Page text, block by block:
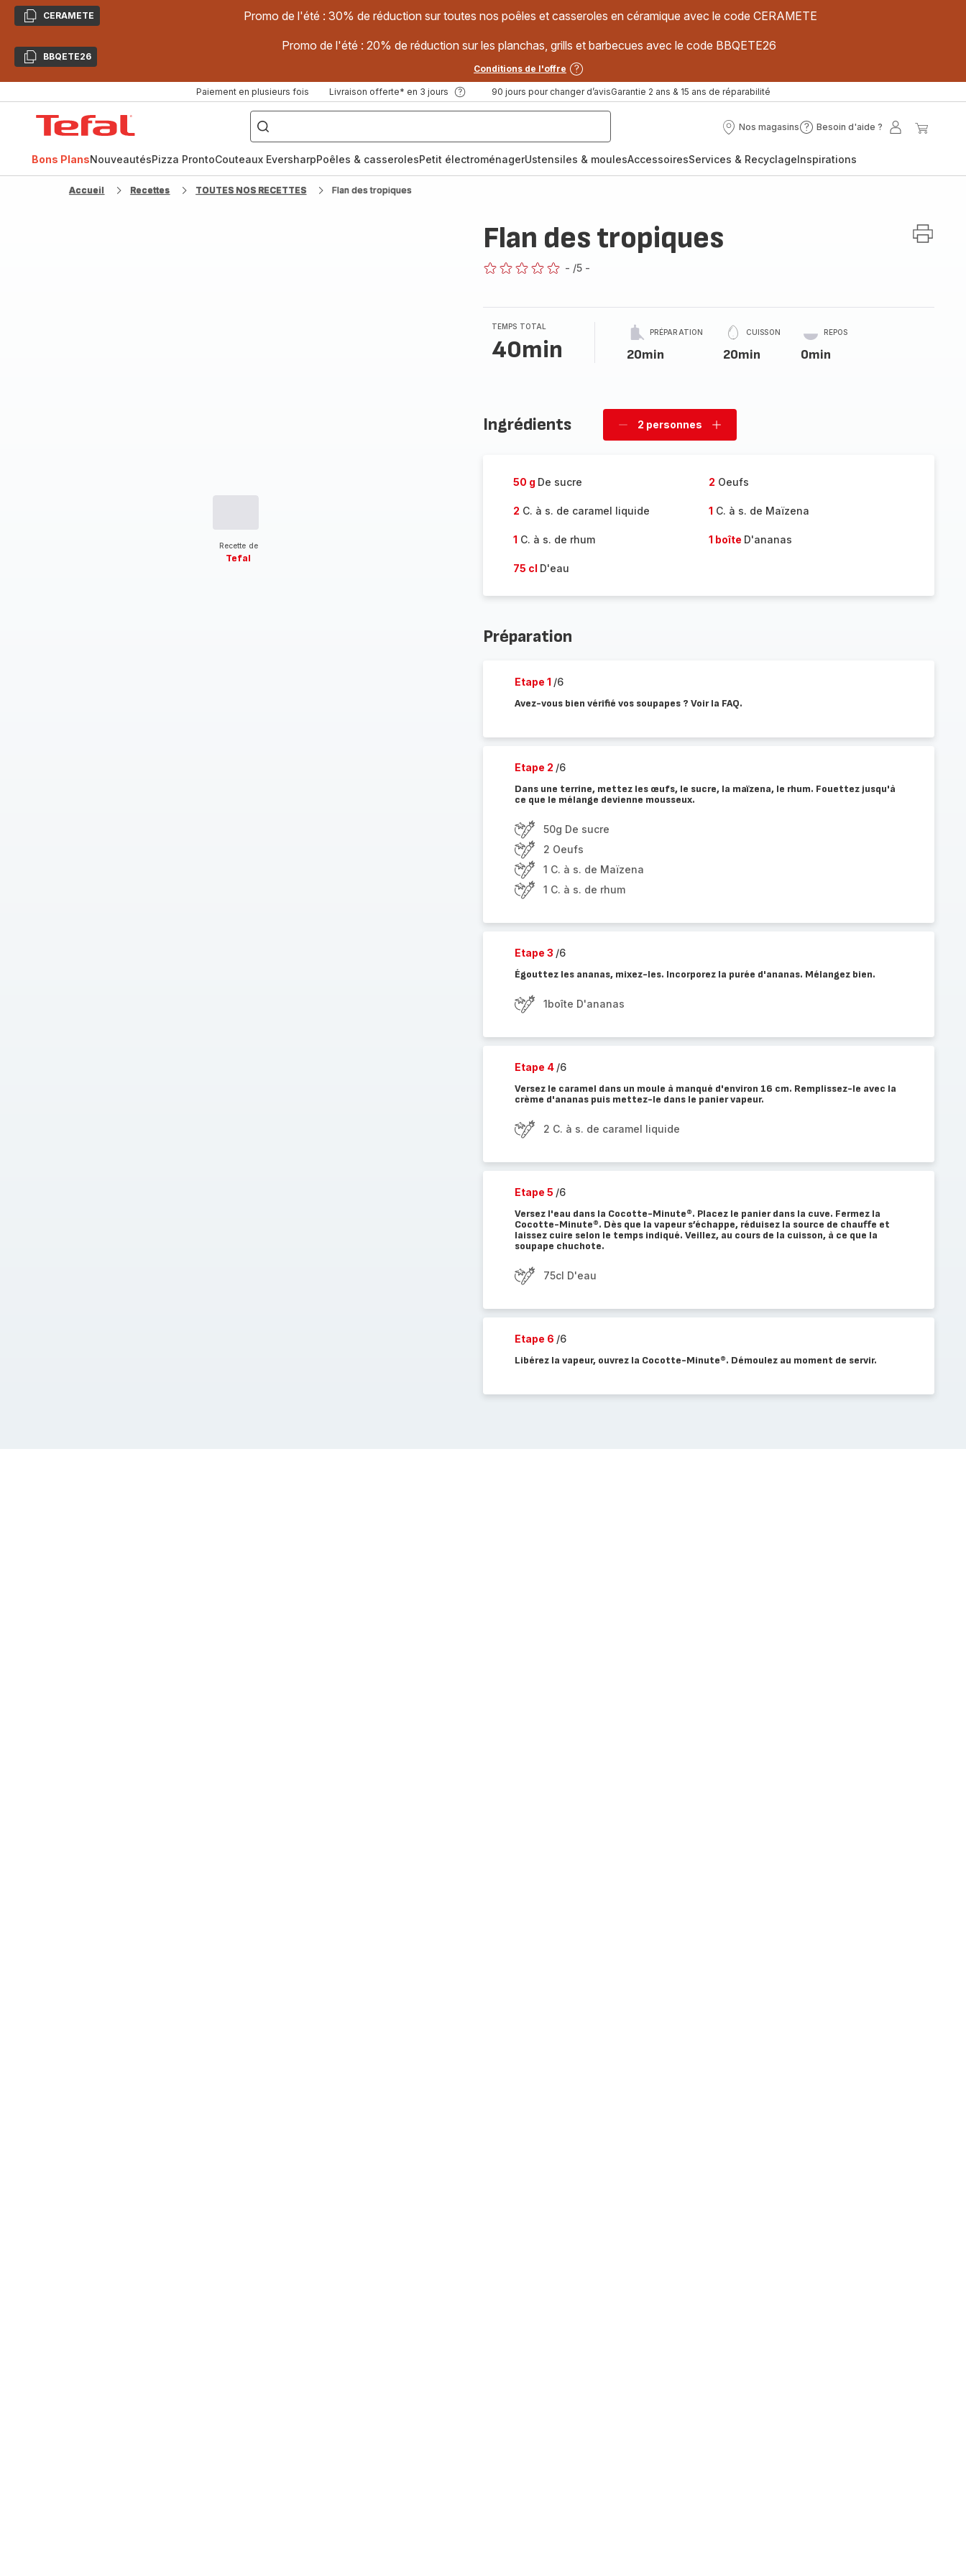
CopierCERAMETE Promo de l'été : 30% de réduction sur toutes nos poêles et casseroles en céramique avec le code CERAMETE
CopierBBQETE26
Promo de l'été : 20% de réduction sur les planchas, grills et barbecues avec le code BBQETE26
Conditions de l'offre
Paiement en plusieurs fois Livraison offerte* en 3 jours 90 jours pour changer d’avisGarantie 2 ans & 15 ans de réparabilité
["Poêles
inox,
Cake
Factory,
Nos magasins
Nos
Besoin d'aide ?
Besoin
?
Mon
Bons PlansNouveautésPizza ProntoCouteaux EversharpPoêles & casserolesPetit électroménagerUstensiles & moulesAccessoiresServices & RecyclageInspirations
Accueil Recettes TOUTES NOS RECETTES Flan des tropiques
Recette de
Tefal
Flan des tropiques
- /5 -
TEMPS TOTAL
40min
PRÉPARATION
20min
CUISSON
20min
REPOS
0min
Ingrédients
Supprimer
2 personnes
Ajouter
50 g De sucre 2 Oeufs
2 C. à s. de caramel liquide 1 C. à s. de Maïzena
1 C. à s. de rhum 1 boîte D'ananas
75 cl D'eau
Préparation
Etape 1 /6
Avez-vous bien vérifié vos soupapes ? Voir la FAQ.
Etape 2 /6
Dans une terrine, mettez les œufs, le sucre, la maïzena, le rhum. Fouettez jusqu'à
ce que le mélange devienne mousseux.
50g De sucre
2 Oeufs
1 C. à s. de Maïzena
1 C. à s. de rhum
Etape 3 /6
Égouttez les ananas, mixez-les. Incorporez la purée d'ananas. Mélangez bien.
1boîte D'ananas
Etape 4 /6
Versez le caramel dans un moule à manqué d'environ 16 cm. Remplissez-le avec la
crème d'ananas puis mettez-le dans le panier vapeur.
2 C. à s. de caramel liquide
Etape 5 /6
Versez l'eau dans la Cocotte-Minute®. Placez le panier dans la cuve. Fermez la
Cocotte-Minute®. Dès que la vapeur s’échappe, réduisez la source de chauffe et
laissez cuire selon le temps indiqué. Veillez, au cours de la cuisson, à ce que la
soupape chuchote.
75cl D'eau
Etape 6 /6
Libérez la vapeur, ouvrez la Cocotte-Minute®. Démoulez au moment de servir.